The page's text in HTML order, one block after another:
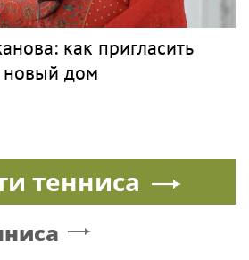
как пригласить
новый дом
тенниса